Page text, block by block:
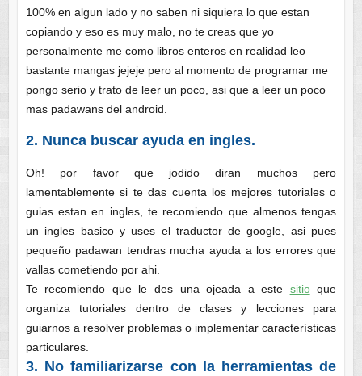
100% en algun lado y no saben ni siquiera lo que estan
copiando y eso es muy malo, no te creas que yo
personalmente me como libros enteros en realidad leo
bastante mangas jejeje pero al momento de programar me
pongo serio y trato de leer un poco, asi que a leer un poco
mas padawans del android.
2. Nunca buscar ayuda en ingles.
Oh! por favor que jodido diran muchos pero
lamentablemente si te das cuenta los mejores tutoriales o
guias estan en ingles, te recomiendo que almenos tengas
un ingles basico y uses el traductor de google, asi pues
pequeño padawan tendras mucha ayuda a los errores que
vallas cometiendo por ahi.
Te recomiendo que le des una ojeada a este sitioque
organiza tutoriales dentro de clases y lecciones para
guiarnos a resolver problemas o implementar características
particulares.
3. No familiarizarse con la herramientas de